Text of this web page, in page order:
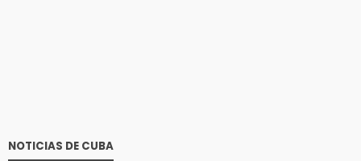
NOTICIAS DE CUBA